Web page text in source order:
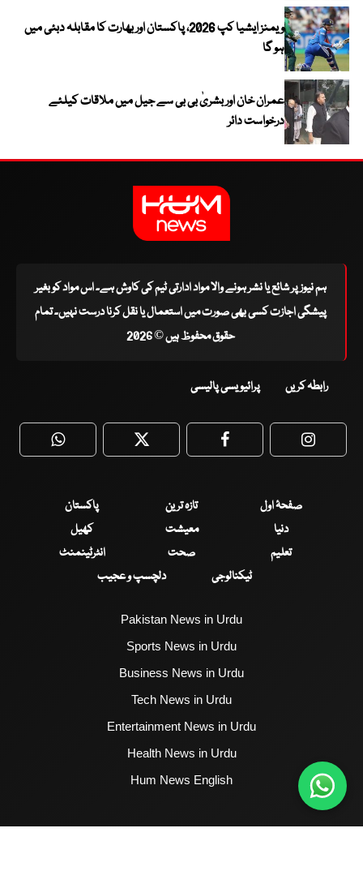
ویمنز ایشیا کپ 2026، پاکستان اور بھارت کا مقابلہ دبئی میں
ہو گا
عمران خان اور بشریٰ بی بی سے جیل میں ملاقات کیلئے
درخواست دائر
ہم نیوز پر شائع یا نشر ہونے والا مواد ادارتی ٹیم کی کاوش ہے۔ اس مواد کو بغیر
پیشگی اجازت کسی بھی صورت میں استعمال یا نقل کرنا درست نہیں۔ تمام
حقوق محفوظ ہیں © 2026
رابطہ کریں پرائیویسی پالیسی
WhatsApp Twitter Facebook
صفحۂ اول تازہ ترین
پاکستان
دنیا
معیشت
کھیل
تعلیم
صحت
انٹرٹینمنٹ
ٹیکنالوجی
دلچسپ و عجیب
Pakistan News in Urdu
Sports News in Urdu
Business News in Urdu
Tech News in Urdu
Entertainment News in Urdu
Health News in Urdu
Hum News English